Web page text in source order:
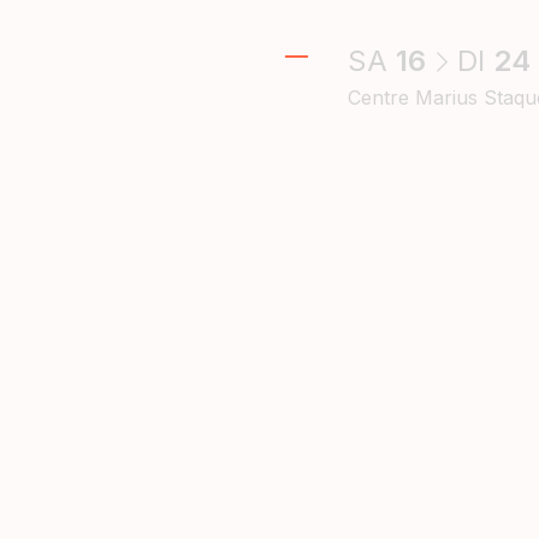
SA 16 DI 24
Centre Marius